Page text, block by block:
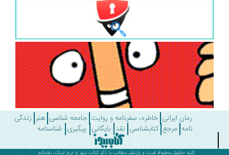
رمان ایرانی خاطره، سفرنامه و روایت جامعه شناسی هنر زندگی
نامه مرجع کتابشناسی نقد بایگانی پیگیری شناسنامه
کلیه حقوق محفوظ است و بازنشر مطالب با ذکرکتاب نیوز و درج لینک، بلامانع .